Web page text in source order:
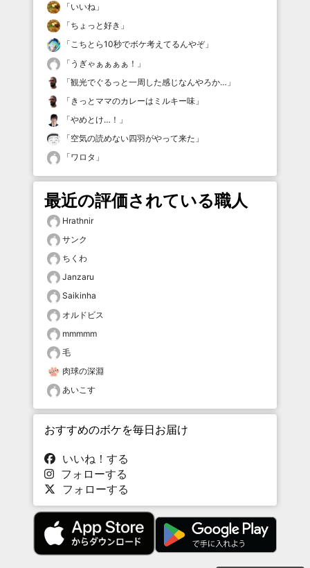
「いいね 」
「ちょっと好き 」
「こちとら10秒でボケ考えてるんやぞ」
「 うぎゃぁぁぁぁ！ 」
「観光でぐるっと一周した感じなんやろか… 」
「 きっとママのカレーはミルキー味 」
「やめとけ…！ 」
「空気の読めない四羽がやって来た 」
「ワロタ 」
最近の評価されている職人
Hrathnir
サンク
ちくわ
Janzaru
Saikinha
オルドビス
mmmmm
毛
肉球の深淵
あいこす
おすすめのボケを毎日お届け
いいね！する
フォローする
フォローする